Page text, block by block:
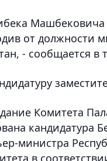
от должности
- сообщается в
Комитета
кандидатура
министра
в